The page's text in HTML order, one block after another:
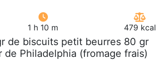
1 h 10 m 479 kcal
de biscuits petit beurres 80 gr
Philadelphia (fromage frais)